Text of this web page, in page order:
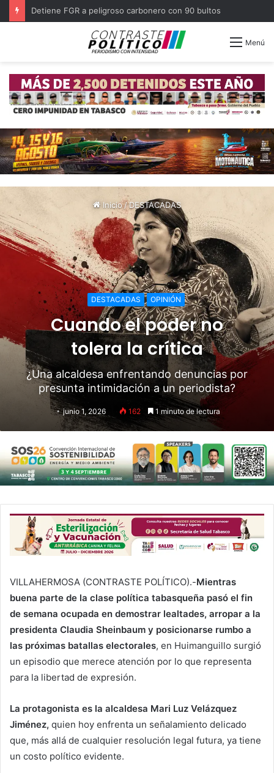
Menú
Inicio/DESTACADAS
DESTACADAS OPINIÓN
Cuando el poder no
tolera la crítica
¿Una alcaldesa enfrentando denuncias por
presunta intimidación a un periodista?
junio 1, 2026 162 1 minuto de lectura
VILLAHERMOSA (CONTRASTE POLÍTICO).-Mientras
buena parte de la clase política tabasqueña pasó el fin
de semana ocupada en demostrar lealtades, arropar a la
presidenta Claudia Sheinbaum y posicionarse rumbo a
las próximas batallas electorales, en Huimanguillo surgió
un episodio que merece atención por lo que representa
para la libertad de expresión.
La protagonista es la alcaldesa Mari Luz Velázquez
Jiménez, quien hoy enfrenta un señalamiento delicado
que, más allá de cualquier resolución legal futura, ya tiene
un costo político evidente.